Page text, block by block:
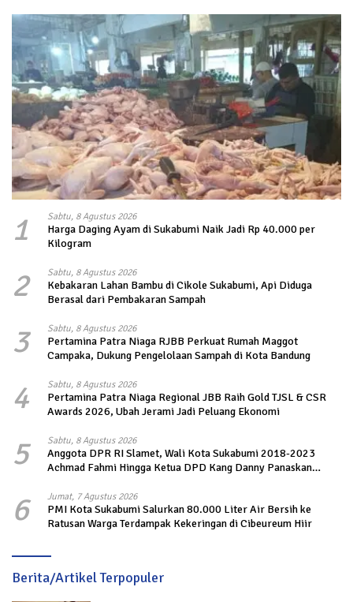
1 Sabtu, 8 Agustus 2026
Harga Daging Ayam di Sukabumi Naik Jadi Rp 40.000 per
Kilogram
2 Sabtu, 8 Agustus 2026
Kebakaran Lahan Bambu di Cikole Sukabumi, Api Diduga
Berasal dari Pembakaran Sampah
3 Sabtu, 8 Agustus 2026
Pertamina Patra Niaga RJBB Perkuat Rumah Maggot
Campaka, Dukung Pengelolaan Sampah di Kota Bandung
4 Sabtu, 8 Agustus 2026
Pertamina Patra Niaga Regional JBB Raih Gold TJSL & CSR
Awards 2026, Ubah Jerami Jadi Peluang Ekonomi
5 Sabtu, 8 Agustus 2026
Anggota DPR RI Slamet, Wali Kota Sukabumi 2018-2023
Achmad Fahmi Hingga Ketua DPD Kang Danny Panaskan
6 Jumat, 7 Agustus 2026
PMI Kota Sukabumi Salurkan 80.000 Liter Air Bersih ke
Ratusan Warga Terdampak Kekeringan di Cibeureum Hiir
Berita/Artikel Terpopuler